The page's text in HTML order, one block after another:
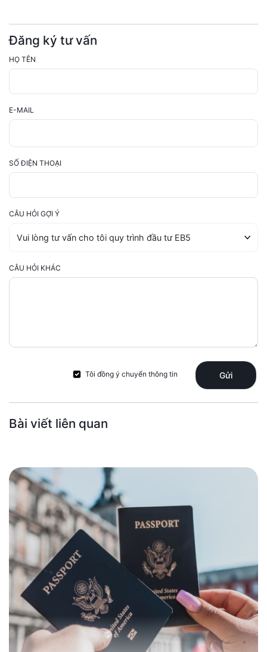
Đăng ký tư vấn
HỌ TÊN
E-MAIL
SỐ ĐIỆN THOẠI
CÂU HỎI GỢI Ý
CÂU HỎI KHÁC
Tôi đồng ý chuyển thông tin Gửi
Bài viết liên quan